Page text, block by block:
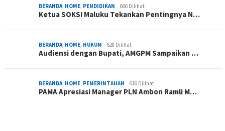
BERANDA, HOME, PENDIDIKAN 666 Dilihat
Ketua SOKSI Maluku Tekankan Pentingnya N…
BERANDA, HOME, HUKUM 628 Dilihat
Audiensi dengan Bupati, AMGPM Sampaikan …
BERANDA, HOME, PEMERINTAHAN 616 Dilihat
PAMA Apresiasi Manager PLN Ambon Ramli M…